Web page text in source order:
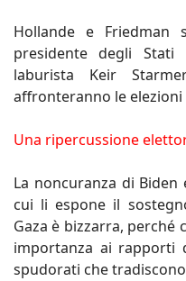
Hollande e
presidente degli
laburista Keir
affronteranno le elezioni
Una ripercussione
La noncuranza di
cui li espone il
Gaza è bizzarra,
importanza ai rapporti
spudorati che